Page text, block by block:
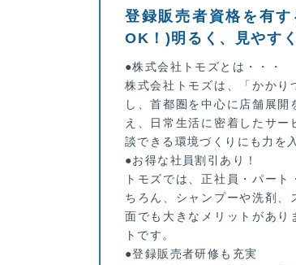
登録販売者資格を有
OK！)明るく、見やす
●株式会社トモズとは・・・
株式会社トモズは、「かかり
し、首都圏を中心に店舗展
え、日常生活に密着したサ
談できる環境づくりにも力を
●お得な社員割引あり！
トモズでは、正社員・パー
ちろん、シャンプーや洗剤
面でも大きなメリットがあり
トです。
●登録販売者研修も充実